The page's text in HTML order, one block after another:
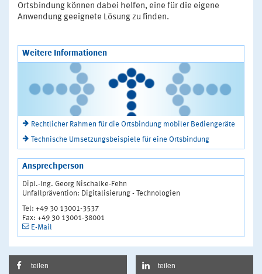
Ortsbindung können dabei helfen, eine für die eigene
Anwendung geeignete Lösung zu finden.
Weitere Informationen
Rechtlicher Rahmen für die Ortsbindung mobiler Bediengeräte
Technische Umsetzungsbeispiele für eine Ortsbindung
Ansprechperson
Dipl.-Ing. Georg Nischalke-Fehn
Unfallprävention: Digitalisierung - Technologien
Tel: +49 30 13001-3537
Fax: +49 30 13001-38001
E-Mail
teilen teilen